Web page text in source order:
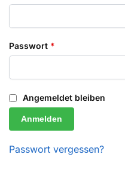
Passwort *
Angemeldet bleiben
Anmelden
Passwort vergessen?